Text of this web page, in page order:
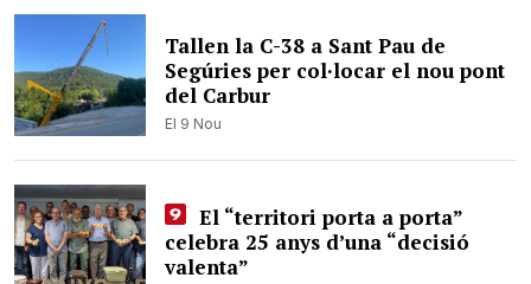
Tallen la C-38 a Sant Pau de
Segúries per col·locar el nou pont
del Carbur
El 9 Nou
El “territori porta a porta”
celebra 25 anys d’una “decisió
valenta”